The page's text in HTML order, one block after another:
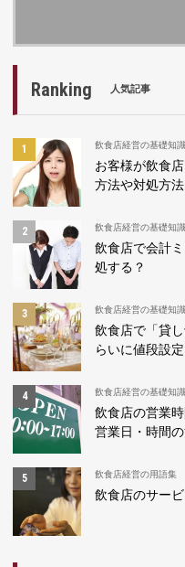
Ranking 人気記事
飲食店経営の基礎知識
お客様が飲食
方法や対処方
飲食店経営の基礎知識
飲食店で会計
処する？
飲食店経営の基礎知識
飲食店で「貸
らいに値段設
飲食店経営の基礎知識
飲食店の営業
営業日・時間
飲食店経営の用語集
飲食店のサー